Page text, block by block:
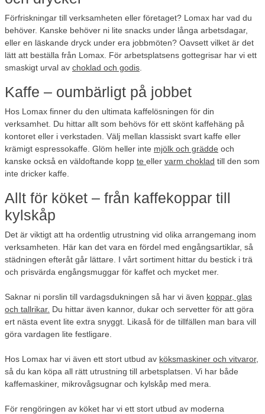
Förfriskningar till verksamheten eller företaget? Lomax har vad du
behöver. Kanske behöver ni lite snacks under långa arbetsdagar,
eller en läskande dryck under era jobbmöten? Oavsett vilket är det
lätt att beställa från Lomax. För arbetsplatsens gottegrisar har vi ett
smaskigt urval av choklad och godis
Kaffe – oumbärligt på jobbet
Hos Lomax finner du den ultimata kaffelösningen för din
verksamhet. Du hittar allt som behövs för ett skönt kaffehäng på
kontoret eller i verkstaden. Välj mellan klassiskt svart kaffe eller
krämigt espressokaffe. Glöm heller inte mjölk och grädde och
kanske också en väldoftande kopp te eller varm choklad till den som
inte dricker kaffe.
Allt för köket – från kaffekoppar till
kylskåp
Det är viktigt att ha ordentlig utrustning vid olika arrangemang inom
verksamheten. Här kan det vara en fördel med engångsartiklar, så
städningen efteråt går lättare. I vårt sortiment hittar du bestick i trä
och prisvärda engångsmuggar för kaffet och mycket mer.
Saknar ni porslin till vardagsdukningen så har vi även koppar, glas
och tallrikar. Du hittar även kannor, dukar och servetter för att göra
ert nästa event lite extra snyggt. Likaså för de tillfällen man bara vill
göra vardagen lite festligare.
Hos Lomax har vi även ett stort utbud av köksmaskiner och vitvaror,
så du kan köpa all rätt utrustning till arbetsplatsen. Vi har både
kaffemaskiner, mikrovågsugnar och kylskåp med mera.
För rengöringen av köket har vi ett stort utbud av moderna